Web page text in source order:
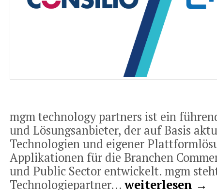
mgm technology partners ist ein
und Lösungsanbieter, der auf Basis
Technologien und eigener
Applikationen für die Branchen
und Public Sector entwickelt. mgm
Technologiepartner... weiterlesen →